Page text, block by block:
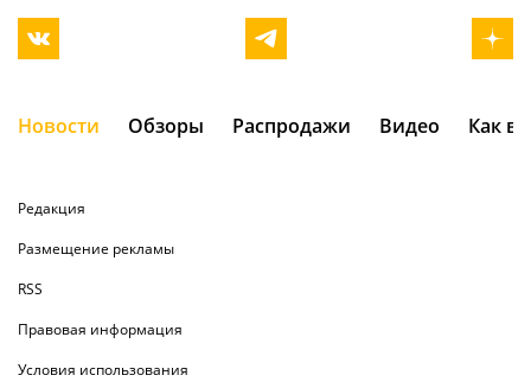
Новости Обзоры Распродажи Видео Как
Редакция
Размещение рекламы
RSS
Правовая информация
Условия использования